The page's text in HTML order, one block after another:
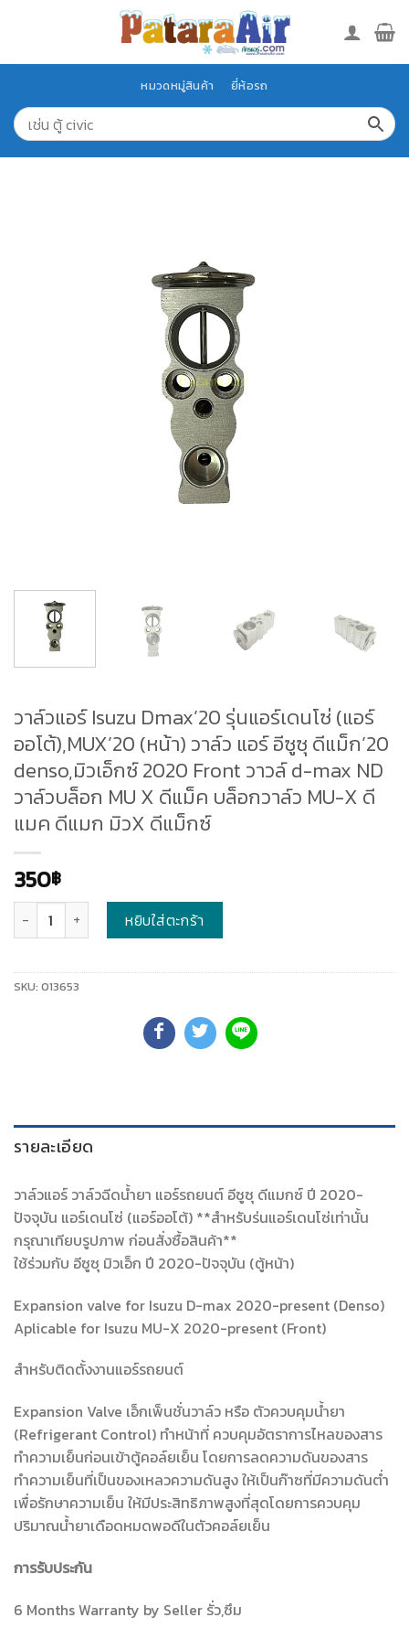
หมวดหมู่สินค้า ยี่ห้อรถ
วาล์วแอร์ Isuzu Dmax’20 รุ่นแอร์เดนโซ่ (แอร์
ออโต้),MUX’20 (หน้า) วาล์ว แอร์ อีซูซุ ดีแม็ก’20
denso,มิวเอ็กซ์ 2020 Front วาวล์ d-max ND
วาล์วบล็อก MU X ดีแม็ค บล็อกวาล์ว MU-X ดี
แมค ดีแมก มิวX ดีแม็กซ์
350฿
หยิบใส่ตะกร้า
SKU: 013653
รายละเอียด
วาล์วแอร์ วาล์วฉีดน้ำยา แอร์รถยนต์ อีซูซุ ดีแมกซ์ ปี 2020-
ปัจจุบัน แอร์เดนโซ่ (แอร์ออโต้) **สำหรับร่นแอร์เดนโซ่เท่านั้น
กรุณาเทียบรูปภาพ ก่อนสั่งซื้อสินค้า**
ใช้ร่วมกับ อีซูซุ มิวเอ็ก ปี 2020-ปัจจุบัน (ตู้หน้า)
Expansion valve for Isuzu D-max 2020-present (Denso)
Aplicable for Isuzu MU-X 2020-present (Front)
สำหรับติดตั้งงานแอร์รถยนต์
Expansion Valve เอ็กเพ็นชั่นวาล์ว หรือ ตัวควบคุมน้ำยา
(Refrigerant Control) ทำหน้าที่ ควบคุมอัตราการไหลของสาร
ทำความเย็นก่อนเข้าตู้คอล์ยเย็น โดยการลดความดันของสาร
ทำความเย็นที่เป็นของเหลวความดันสูง ให้เป็นก๊าซที่มีความดันต่ำ
เพื่อรักษาความเย็น ให้มีประสิทธิภาพสูงที่สุดโดยการควบคุม
ปริมาณน้ำยาเดือดหมดพอดีในตัวคอล์ยเย็น
การรับประกัน
6 Months Warranty by Seller รั่ว,ซึม